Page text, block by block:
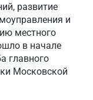
развитие
и
местного
в начале
главного
Московской